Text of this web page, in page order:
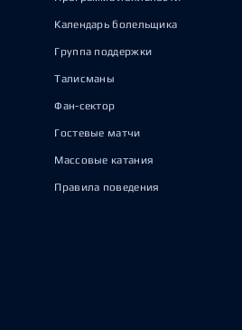
Календарь болельщика
Группа поддержки
Талисманы
Фан-сектор
Гостевые матчи
Массовые катания
Правила поведения